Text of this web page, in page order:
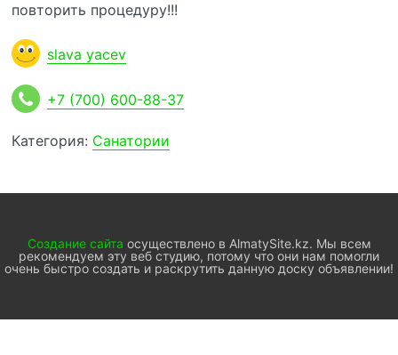
повторить процедуру!!!
slava yacev
+7 (700) 600-88-37
Категория: Санатории
Создание сайта осуществлено в AlmatySite.kz. Мы всем
рекомендуем эту веб студию, потому что они нам помогли
очень быстро создать и раскрутить данную доску объявлении!